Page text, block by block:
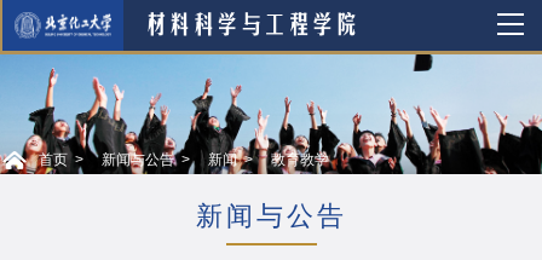
首页 新闻与公告 新闻 教育教学
新闻与公告